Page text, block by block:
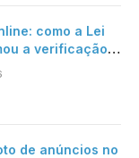
como a Lei
a verificação
de anúncios no